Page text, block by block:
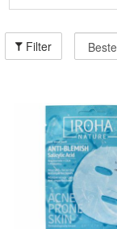
Filter